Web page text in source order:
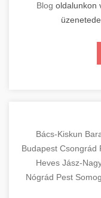
Blog oldalunkon
Bács-Kiskun
Budapest Csongrád
Heves Jász-
Nógrád Pest